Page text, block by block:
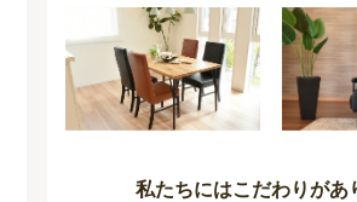
私たちにはこだわりがあ